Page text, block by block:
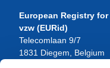
European Registry
vzw (EURid)
Telecomlaan 9/7
1831 Diegem , Belgium